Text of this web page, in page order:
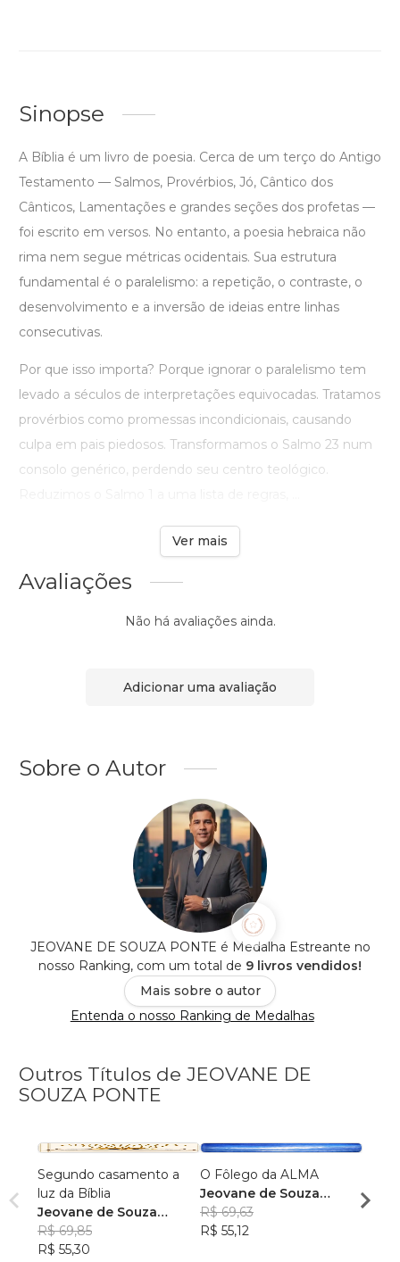
Sinopse
A Bíblia é um livro de poesia. Cerca de um terço do Antigo
Testamento — Salmos, Provérbios, Jó, Cântico dos
Cânticos, Lamentações e grandes seções dos profetas —
foi escrito em versos. No entanto, a poesia hebraica não
rima nem segue métricas ocidentais. Sua estrutura
fundamental é o paralelismo: a repetição, o contraste, o
desenvolvimento e a inversão de ideias entre linhas
consecutivas.
Por que isso importa? Porque ignorar o paralelismo tem
levado a séculos de interpretações equivocadas. Tratamos
provérbios como promessas incondicionais, causando
culpa em pais piedosos. Transformamos o Salmo 23 num
consolo genérico, perdendo seu centro teológico.
Ver mais
Avaliações
Não há avaliações ainda.
Adicionar uma avaliação
Sobre o Autor
JEOVANE DE SOUZA PONTE é Medalha Estreante no
nosso Ranking, com um total de 9 livros vendidos!
Mais sobre o autor
Entenda o nosso Ranking de Medalhas
Outros Títulos de JEOVANE DE
SOUZA PONTE
Segundo casamento a
luz da Bíblia
Jeovane de Souza
Ponte
R$ 69,85
R$ 55,30
O Fôlego da ALMA
Jeovane de Souza
Ponte
R$ 69,63
R$ 55,12
R$